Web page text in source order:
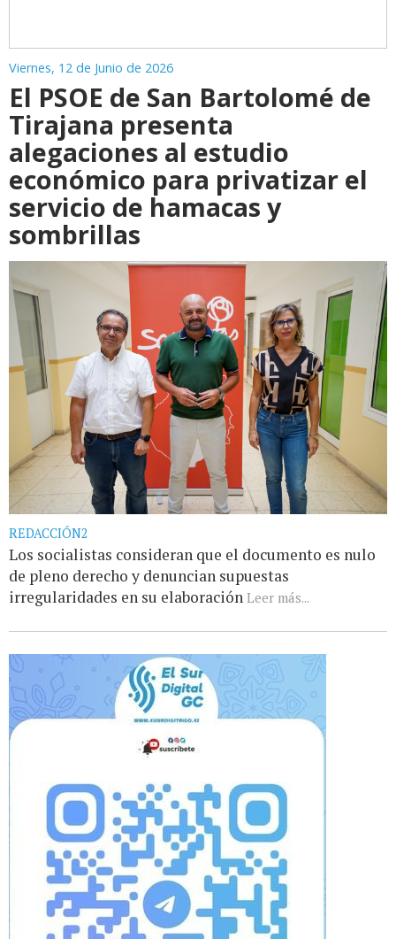
Viernes, 12 de Junio de 2026
El PSOE de San Bartolomé de
Tirajana presenta
alegaciones al estudio
económico para privatizar el
servicio de hamacas y
sombrillas
REDACCIÓN2
Los socialistas consideran que el documento es nulo
de pleno derecho y denuncian supuestas
irregularidades en su elaboración Leer más...